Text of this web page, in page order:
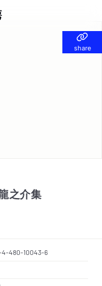
share
share
之介集
4-480-10043-6